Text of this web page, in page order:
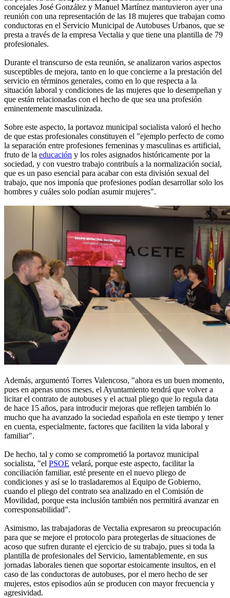
concejales José González y Manuel Martínez mantuvieron ayer una
reunión con una representación de las 18 mujeres que trabajan como
conductoras en el Servicio Municipal de Autobuses Urbanos, que se
presta a través de la empresa Vectalia y que tiene una plantilla de 79
profesionales.
Durante el transcurso de esta reunión, se analizaron varios aspectos
susceptibles de mejora, tanto en lo que concierne a la prestación del
servicio en términos generales, como en lo que respecta a la
situación laboral y condiciones de las mujeres que lo desempeñan y
que están relacionadas con el hecho de que sea una profesión
eminentemente masculinizada.
Sobre este aspecto, la portavoz municipal socialista valoró el hecho
de que estas profesionales constituyen el "ejemplo perfecto de como
la separación entre profesiones femeninas y masculinas es artificial,
fruto de la educación y los roles asignados históricamente por la
sociedad, y con vuestro trabajo contribuís a la normalización social,
que es un paso esencial para acabar con esta división sexual del
trabajo, que nos imponía que profesiones podían desarrollar solo los
hombres y cuáles solo podían asumir mujeres".
Además, argumentó Torres Valencoso, "ahora es un buen momento,
pues en apenas unos meses, el Ayuntamiento tendrá que volver a
licitar el contrato de autobuses y el actual pliego que lo regula data
de hace 15 años, para introducir mejoras que reflejen también lo
mucho que ha avanzado la sociedad española en este tiempo y tener
en cuenta, especialmente, factores que faciliten la vida laboral y
familiar".
De hecho, tal y como se comprometió la portavoz municipal
socialista, "el PSOE velará, porque este aspecto, facilitar la
conciliación familiar, esté presente en el nuevo pliego de
condiciones y así se lo trasladaremos al Equipo de Gobierno,
cuando el pliego del contrato sea analizado en el Comisión de
Movilidad, porque esta inclusión también nos permitirá avanzar en
corresponsabilidad".
Asimismo, las trabajadoras de Vectalia expresaron su preocupación
para que se mejore el protocolo para protegerlas de situaciones de
acoso que sufren durante el ejercicio de su trabajo, pues si toda la
plantilla de profesionales del Servicio, lamentablemente, en sus
jornadas laborales tienen que soportar estoicamente insultos, en el
caso de las conductoras de autobuses, por el mero hecho de ser
mujeres, estos episodios aún se producen con mayor frecuencia y
agresividad.